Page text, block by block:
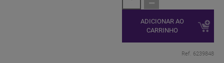
ADICIONAR AO
CARRINHO
Ref. 6239848